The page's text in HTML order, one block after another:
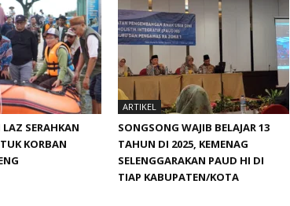
SERAHKAN
KORBAN
ARTIKEL
SONGSONG WAJIB BELAJAR 13
TAHUN DI 2025, KEMENAG
SELENGGARAKAN PAUD HI DI
TIAP KABUPATEN/KOTA